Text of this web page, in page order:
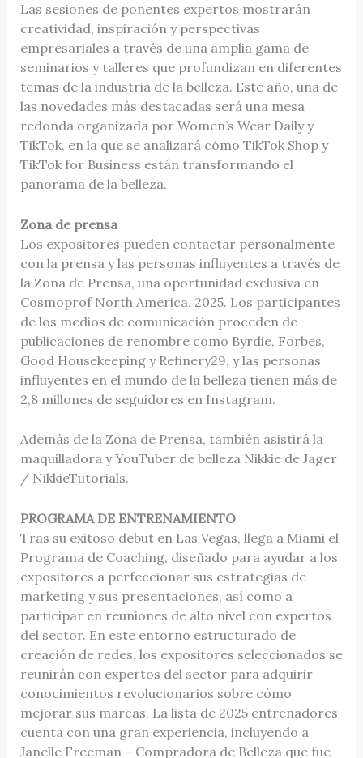
Las sesiones de ponentes expertos mostrarán
creatividad, inspiración y perspectivas
empresariales a través de una amplia gama de
seminarios y talleres que profundizan en diferentes
temas de la industria de la belleza. Este año, una de
las novedades más destacadas será una mesa
redonda organizada por Women’s Wear Daily y
TikTok, en la que se analizará cómo TikTok Shop y
TikTok for Business están transformando el
panorama de la belleza.
Zona de prensa
Los expositores pueden contactar personalmente
con la prensa y las personas influyentes a través de
la Zona de Prensa, una oportunidad exclusiva en
Cosmoprof North America. 2025. Los participantes
de los medios de comunicación proceden de
publicaciones de renombre como Byrdie, Forbes,
Good Housekeeping y Refinery29, y las personas
influyentes en el mundo de la belleza tienen más de
2,8 millones de seguidores en Instagram.
Además de la Zona de Prensa, también asistirá la
maquilladora y YouTuber de belleza Nikkie de Jager
/ NikkieTutorials.
PROGRAMA DE ENTRENAMIENTO
Tras su exitoso debut en Las Vegas, llega a Miami el
Programa de Coaching, diseñado para ayudar a los
expositores a perfeccionar sus estrategias de
marketing y sus presentaciones, así como a
participar en reuniones de alto nivel con expertos
del sector. En este entorno estructurado de
creación de redes, los expositores seleccionados se
reunirán con expertos del sector para adquirir
conocimientos revolucionarios sobre cómo
mejorar sus marcas. La lista de 2025 entrenadores
cuenta con una gran experiencia, incluyendo a
Janelle Freeman – Compradora de Belleza que fue